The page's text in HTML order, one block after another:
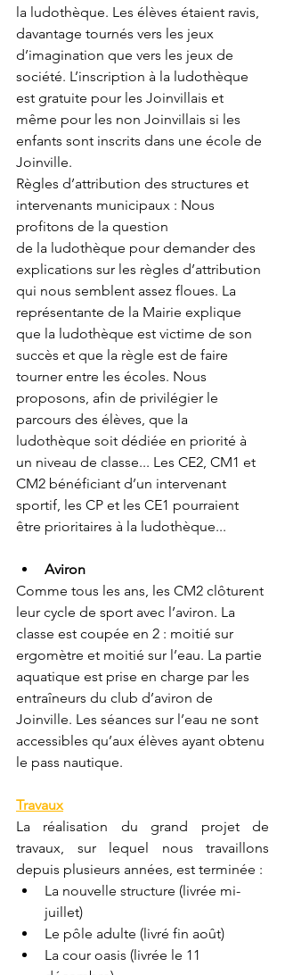
la ludothèque. Les élèves étaient ravis,
davantage tournés vers les jeux
d’imagination que vers les jeux de
société. L’inscription à la ludothèque
est gratuite pour les Joinvillais et
même pour les non Joinvillais si les
enfants sont inscrits dans une école de
Joinville.
Règles d’attribution des structures et
intervenants municipaux : Nous
profitons de la question
de la ludothèque pour demander des
explications sur les règles d’attribution
qui nous semblent assez floues. La
représentante de la Mairie explique
que la ludothèque est victime de son
succès et que la règle est de faire
tourner entre les écoles. Nous
proposons, afin de privilégier le
parcours des élèves, que la
ludothèque soit dédiée en priorité à
un niveau de classe... Les CE2, CM1 et
CM2 bénéficiant d’un intervenant
sportif, les CP et les CE1 pourraient
être prioritaires à la ludothèque...
Aviron
Comme tous les ans, les CM2 clôturent
leur cycle de sport avec l’aviron. La
classe est coupée en 2 : moitié sur
ergomètre et moitié sur l’eau. La partie
aquatique est prise en charge par les
entraîneurs du club d’aviron de
Joinville. Les séances sur l’eau ne sont
accessibles qu’aux élèves ayant obtenu
le pass nautique.
Travaux
La réalisation du grand projet de
travaux, sur lequel nous travaillons
depuis plusieurs années, est terminée :
La nouvelle structure (livrée mi-
juillet)
Le pôle adulte (livré fin août)
La cour oasis (livrée le 11